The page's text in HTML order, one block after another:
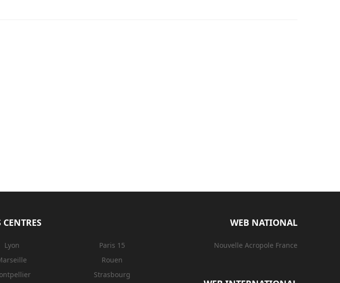
CENTRES
Lyon
Paris 15
Rouen
Strasbourg
WEB NATIONAL
Nouvelle Acropole France